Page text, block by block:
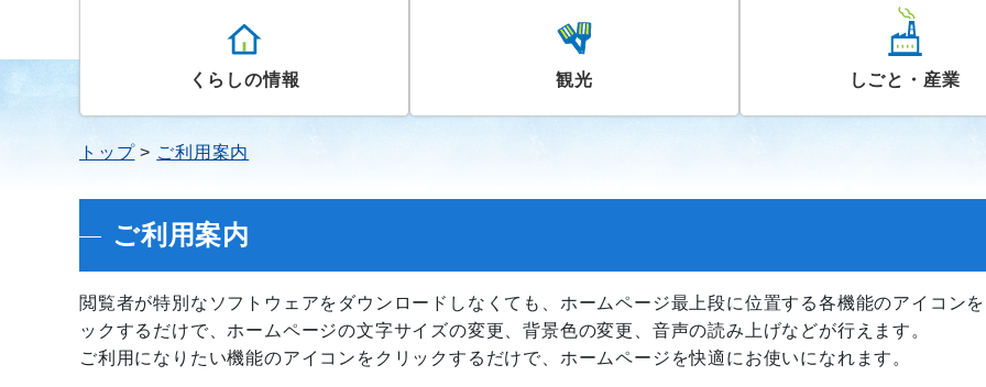
くらしの情報 観光 しごと・産業
トップ ご利用案内
ご利用案内
閲覧者が特別なソフトウェアをダウンロードしなくても、ホームページ最上段に位置する各機能のアイコン
ックするだけで、ホームページの文字サイズの変更、背景色の変更、音声の読み上げなどが行えます。
ご利用になりたい機能のアイコンをクリックするだけで、ホームページを快適にお使いになれます。